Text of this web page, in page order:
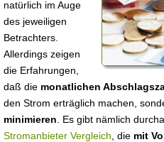
natürlich im Auge
des jeweiligen
Betrachters.
Allerdings zeigen
die Erfahrungen,
daß die monatlichen
den Strom erträglich machen,
minimieren . Es gibt nämlich
Stromanbieter Vergleich , die mit